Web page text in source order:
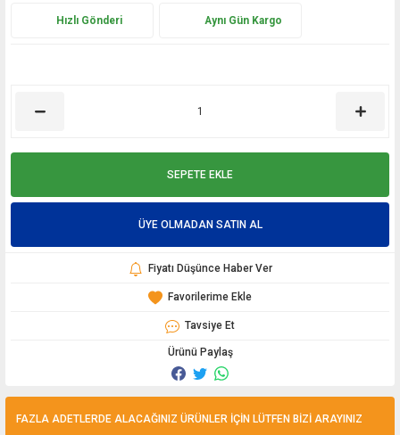
Hızlı Gönderi Aynı Gün Kargo
SEPETE EKLE
ÜYE OLMADAN SATIN AL
Fiyatı Düşünce Haber Ver
Tavsiye Et
Ürünü Paylaş
FAZLA ADETLERDE ALACAĞINIZ ÜRÜNLER İÇİN LÜTFEN BİZİ ARAYINIZ